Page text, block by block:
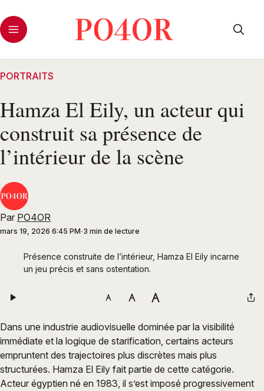
PORTRAITS
Hamza El Eily, un acteur qui
construit sa présence de
l’intérieur de la scène
Par PO4OR
mars 19, 2026 6:45 PM 3 min de lecture
Présence construite de l’intérieur, Hamza El Eily incarne
un jeu précis et sans ostentation.
Dans une industrie audiovisuelle dominée par la visibilité
immédiate et la logique de starification, certains acteurs
empruntent des trajectoires plus discrètes mais plus
structurées. Hamza El Eily fait partie de cette catégorie.
Acteur égyptien né en 1983, il s’est imposé progressivement